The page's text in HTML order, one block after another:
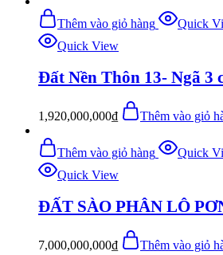
Thêm vào giỏ hàng
Quick
Quick View
Đất Nền Thôn 13- Ngã 3
1,920,000,000₫ Thêm vào giỏ
Thêm vào giỏ hàng
Quick
Quick View
ĐẤT SÀO PHÂN LÔ
7,000,000,000₫ Thêm vào giỏ